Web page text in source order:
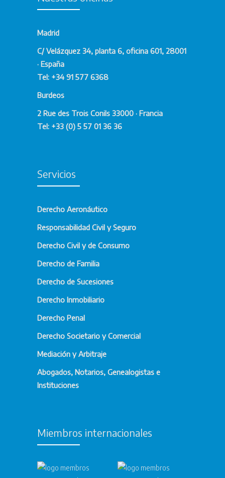
Madrid
C/ Velázquez 34, planta 6, oficina 601, 28001
· España
Tel: +34 91 577 6368
Burdeos
2 Rue des Trois Conils 33000 · Francia
Tel: +33 (0) 5 57 01 36 36
Servicios
Derecho Aeronáutico
Responsabilidad Civil y Seguro
Derecho Civil y de Consumo
Derecho de Familia
Derecho de Sucesiones
Derecho Inmobiliario
Derecho Penal
Derecho Societario y Comercial
Mediación y Arbitraje
Abogados, Notarios, Genealogistas e
Instituciones
Miembros internacionales